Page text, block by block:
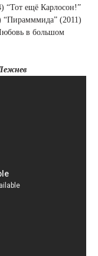
“Тот ещё Карлосон!”
“Пирамммида” (2011)
в большом